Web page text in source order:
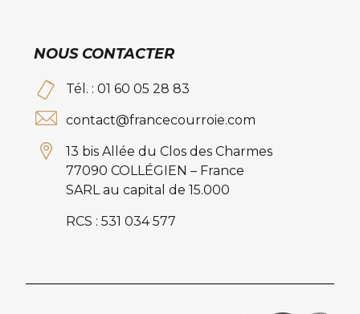
NOUS CONTACTER
Tél. : 01 60 05 28 83
contact@francecourroie.com
13 bis Allée du Clos des Charmes
77090 COLLÉGIEN – France
SARL au capital de 15.000
RCS : 531 034 577